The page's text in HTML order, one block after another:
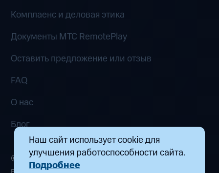
Наш сайт использует cookie для
улучшения работоспособности сайта.
Подробнее
Комплаенс и деловая этика
Документы MTC RemotePlay
Оставить предложение или отзыв
FAQ
О нас
Блог
© 2026 ООО «Маркетплейс распределенных